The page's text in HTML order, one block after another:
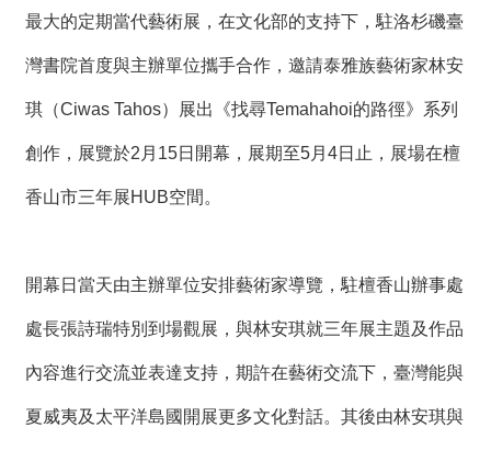
們
影
S
p
繁
體
中
文
E
最大的定期當代藝術展，在文化部的支持下，駐洛杉磯臺
灣書院首度與主辦單位攜手合作，邀請泰雅族藝術家林安
琪（Ciwas Tahos）展出《找尋Temahahoi的路徑》系列
創作，展覽於2月15日開幕，展期至5月4日止，展場在檀
香山市三年展HUB空間。
開幕日當天由主辦單位安排藝術家導覽，駐檀香山辦事處
處長張詩瑞特別到場觀展，與林安琪就三年展主題及作品
內容進行交流並表達支持，期許在藝術交流下，臺灣能與
夏威夷及太平洋島國開展更多文化對話。其後由林安琪與